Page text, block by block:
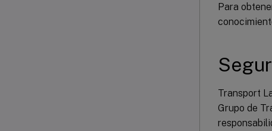
Para
Transport
Grupo de